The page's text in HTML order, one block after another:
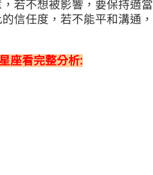
若不想被影響，要保持適當
信任度，若不能平和溝通，
座看完整分析: